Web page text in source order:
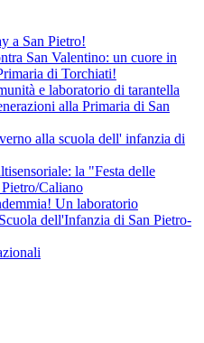
a San Pietro!
San Valentino: un cuore in
di Torchiati!
e laboratorio di tarantella
alla Primaria di San
alla scuola dell' infanzia di
la "Festa delle
Caliano
Un laboratorio
dell'Infanzia di San Pietro-